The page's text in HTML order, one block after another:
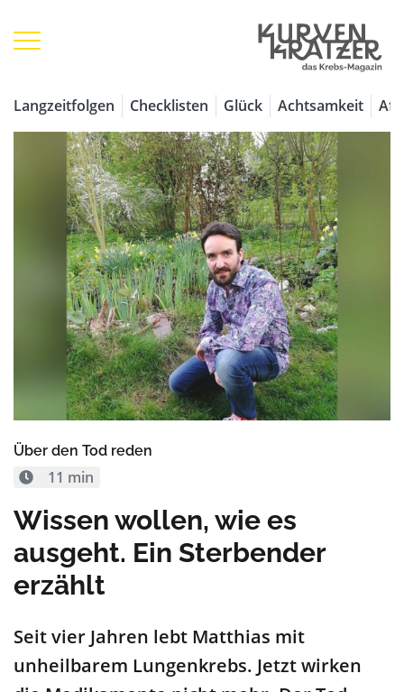
Langzeitfolgen Checklisten Glück Achtsamkeit
Über den Tod reden
11 min
Wissen wollen, wie es
ausgeht. Ein Sterbender
erzählt
Seit vier Jahren lebt Matthias mit
unheilbarem Lungenkrebs. Jetzt wirken